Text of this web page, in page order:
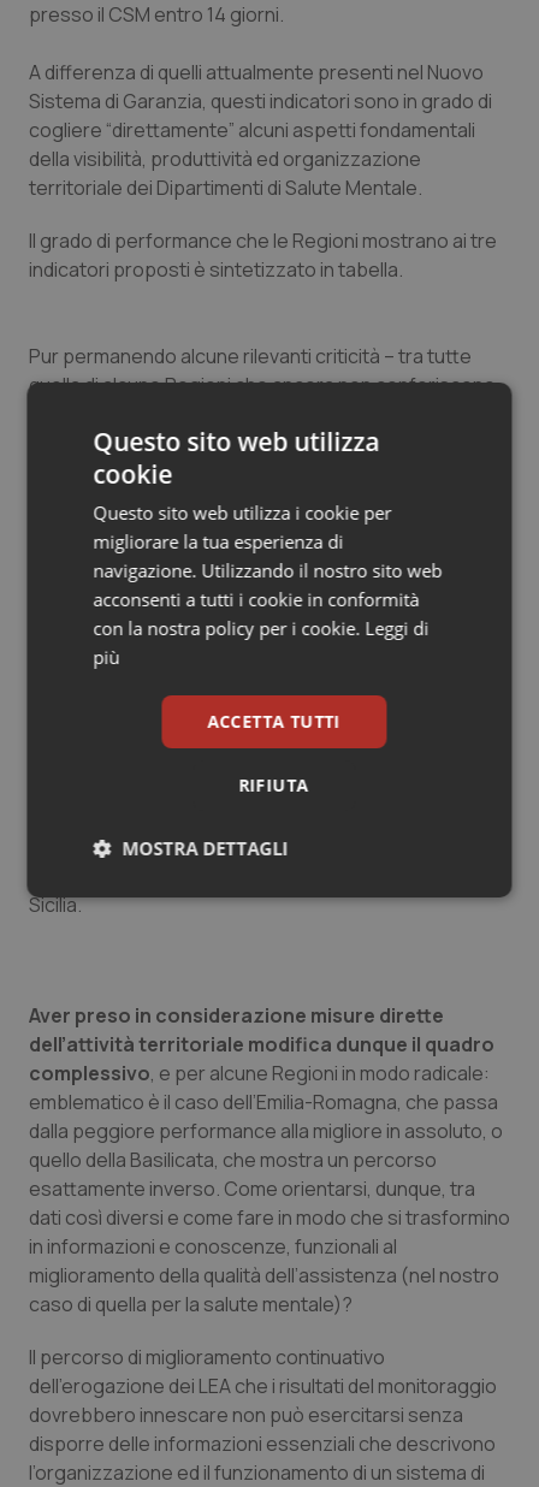
presso il CSM entro 14 giorni.
A differenza di quelli attualmente presenti nel Nuovo
Sistema di Garanzia, questi indicatori sono in grado di
cogliere “direttamente” alcuni aspetti fondamentali
della visibilità, produttività ed organizzazione
territoriale dei Dipartimenti di Salute Mentale.
Il grado di performance che le Regioni mostrano ai tre
indicatori proposti è sintetizzato in tabella.
Pur permanendo alcune rilevanti criticità – tra tutte
quella di alcune Regioni che ancora non conferiscono
emerge appare più adeguata a descrivere un sistema
a forte valenza territoriale, come quello italiano, di
quanto sia possibile sulla base dei soli indicatori di
attività ospedaliera.
La Regione meglio performante è in questo caso
l’Emilia-Romagna
, seguita – non senza una certa
sorpresa, se si considera la situazione generale che
ha condotto al recente commissariamento – dalla
Calabria, e poi da Puglia, Molise, Toscana, Friuli Venezia
Giulia e P.A. Trento; risultano appena sufficienti
raggiungono la sufficienza Valle d’Aosta, P.A. Bolzano,
indicatori); Abruzzo (insufficiente a due indicatori su
Sicilia.
Aver preso in considerazione misure dirette
dell’attività territoriale modifica dunque il quadro
complessivo, e per alcune Regioni in modo radicale:
emblematico è il caso dell’Emilia-Romagna, che passa
dalla peggiore performance alla migliore in assoluto, o
quello della Basilicata, che mostra un percorso
esattamente inverso. Come orientarsi, dunque, tra
dati così diversi e come fare in modo che si trasformino
in informazioni e conoscenze, funzionali al
miglioramento della qualità dell’assistenza (nel nostro
caso di quella per la salute mentale)?
Il percorso di miglioramento continuativo
dell’erogazione dei LEA che i risultati del monitoraggio
dovrebbero innescare non può esercitarsi senza
disporre delle informazioni essenziali che descrivono
l’organizzazione ed il funzionamento di un sistema di
Questo sito web utilizza
cookie
Questo sito web utilizza i cookie per
migliorare la tua esperienza di
navigazione. Utilizzando il nostro sito web
acconsenti a tutti i cookie in conformità
con la nostra policy per i cookie. Leggi di
più
ACCETTA TUTTI
RIFIUTA
MOSTRA DETTAGLI
Necessari Statistici Marketing
Necessari Statistici Marketing
I cookie necessari contribuiscono a rendere fruibile il
sito web abilitandone funzionalità di base quali la
navigazione sulle pagine e l'accesso alle aree
protette del sito. Il sito web non è in grado di
funzionare correttamente senza questi cookie.
Nome
Fornitore/Dominio
VISITOR_PRIVACY_METADATA
.youtube.com